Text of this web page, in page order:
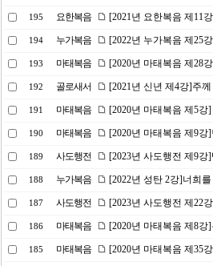
195 요한복음 [2021년 요한복음 제11
194 누가복음 [2022년 누가복음 제25
193 마태복음 [2020년 마태복음 제28
192 골로새서 [2021년 신년 제4강]주
191 마태복음 [2020년 마태복음 제5
190 마태복음 [2020년 마태복음 제9
189 사도행전 [2023년 사도행전 제9
188 누가복음 [2022년 성탄 2강]너희
187 사도행전 [2023년 사도행전 제22
186 마태복음 [2020년 마태복음 제8
185 마태복음 [2020년 마태복음 제35